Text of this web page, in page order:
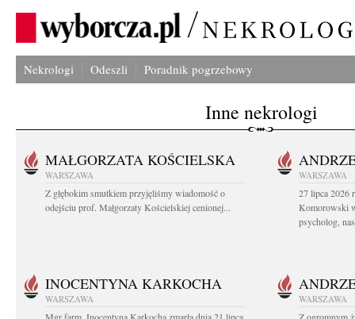
Nekrologi Odeszli Poradnik pogrzebowy
Inne nekrologi
MAŁGORZATA KOŚCIELSKA
WARSZAWA
Z głębokim smutkiem przyjęliśmy wiadomość o
odejściu prof. Małgorzaty Kościelskiej cenionej...
WARSZAWA
27 lipca 2026
Komorowski
psycholog,
INOCENTYNA KARKOCHA
WARSZAWA WARSZAWA